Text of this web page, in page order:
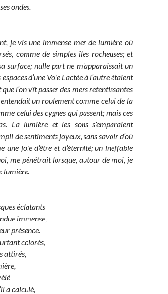
ondes.
je vis une immense mer de lumière où
comme de simples îles rocheuses; et
surface; nulle part ne m’apparaissait un
d’une Voie Lactée à l’autre étaient
l’on vît passer des mers retentissantes
un roulement comme celui de la
celui des cygnes qui passent; mais ces
La lumière et les sons s’emparaient
de sentiments joyeux, sans savoir d’où
une joie d’être et d’éternité; un ineffable
me pénétrait lorsque, autour de moi, je
lumière.
éclatants
immense,
présence.
colorés,
attirés,
a calculé,